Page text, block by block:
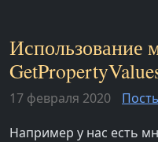
Использование
17 февраля 2020
Например у нас есть